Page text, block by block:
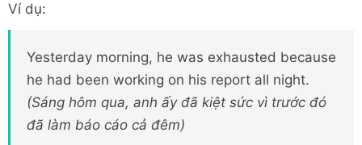
Ví dụ:
Yesterday morning, he was exhausted because
he had been working on his report all night.
(Sáng hôm qua, anh ấy đã kiệt sức vì trước đó
đã làm báo cáo cả đêm)